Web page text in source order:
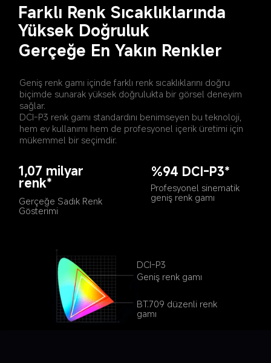
Farklı Renk Sıcaklıklarında
Yüksek Doğruluk
Gerçeğe En Yakın Renkler
Geniş renk gamı içinde farklı renk sıcaklıklarını doğru
biçimde sunarak yüksek doğrulukta bir görsel deneyim
sağlar.
DCI-P3 renk gamı standardını benimseyen bu teknoloji,
hem ev kullanımı hem de profesyonel içerik üretimi için
mükemmel bir seçimdir.
1,07 milyar
renk*
Gerçeğe Sadık Renk
Gösterimi
%94 DCI-P3*
Profesyonel sinematik
geniş renk gamı
DCI-P3
Geniş renk gamı
BT.709 düzenli renk
gamı